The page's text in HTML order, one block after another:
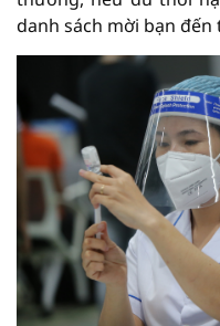
danh sách mời bạn đến